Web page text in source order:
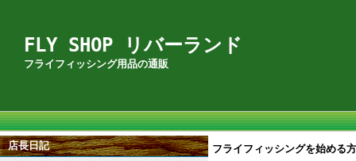
FLY SHOP リバーランド
フライフィッシング用品の通販
店長日記
フライフィッシングを始める